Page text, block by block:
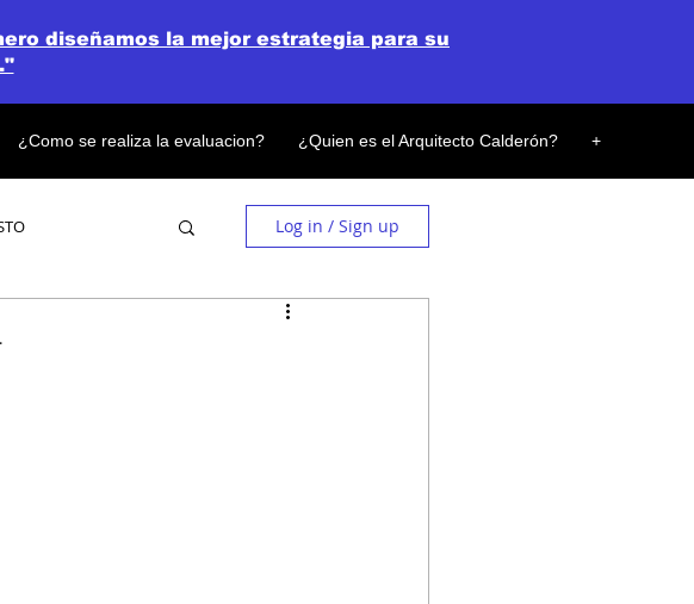
¿Como se realiza la evaluacion? ¿Quien es el Arquitecto Calderón? +
diseñamos la mejor estrategia para su
Log in / Sign up